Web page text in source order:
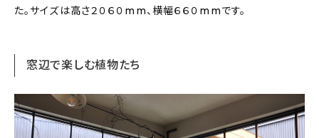
た。サイズは高さ２０６０mm、横幅６６０mmです。
窓辺で楽しむ植物たち